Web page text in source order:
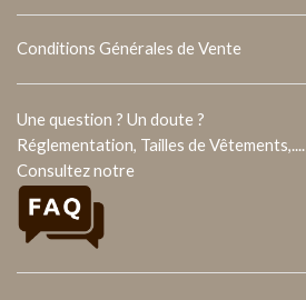
Conditions Générales de Vente
Une question ? Un doute ?
Réglementation, Tailles de Vêtements,....
Consultez notre